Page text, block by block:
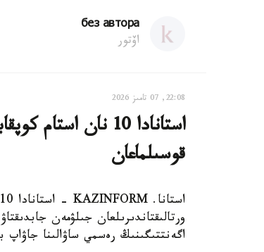
без автора
اۆتور
22:08, 07 تامىز 2026
استانادا 10 نان
قوسىلماعان
اگەنتتىگىنىڭ رەسمي ساۋالىنا جاۋاپ